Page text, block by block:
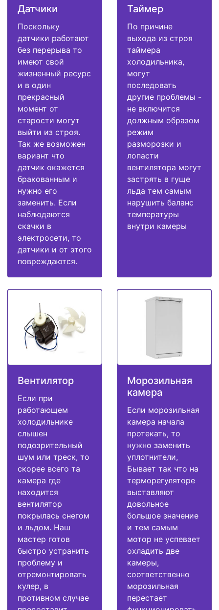
Датчики
Поскольку
датчики работают
без перерыва то
имеют свой
жизненный ресурс
и в один
прекрасный
момент от
старости могут
выйти из строя.
Так же возможен
вариант что
датчик окажется
бракованным и
нужно его
заменить. Если
наблюдаются
скачки в
электросети, то
датчики и от этого
повреждаются.
Таймер
По причине
выхода из строя
таймера
холодильника,
могут
последовать
другие проблемы -
не включится
должным образом
режим
разморозки и
лопасти
вентилятора могут
застрять в гуще
льда тем самым
нарушить баланс
температуры
внутри камеры
Вентилятор
Если при
работающем
холодильнике
слышен
подозрительный
шум или треск, то
скорее всего та
камера где
находится
вентилятор
покрылась снегом
и льдом. Наш
мастер готов
быстро устранить
проблему и
отремонтировать
кулер, в
противном случае
Морозильная
камера
Если морозильная
камера начала
протекать, то
нужно заменить
уплотнители,
Бывает так что на
терморегуляторе
выставляют
довольное
большое значение
и тем самым
мотор не успевает
охладить две
камеры,
соответственно
морозильная
перестает